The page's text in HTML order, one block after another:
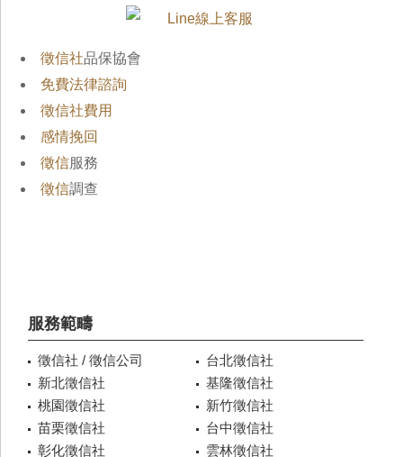
徵信社品保協會
免費法律諮詢
徵信社費用
感情挽回
徵信服務
徵信調查
服務範疇
徵信社 / 徵信公司
台北徵信社
新北徵信社
基隆徵信社
桃園徵信社
新竹徵信社
苗栗徵信社
台中徵信社
彰化徵信社
雲林徵信社